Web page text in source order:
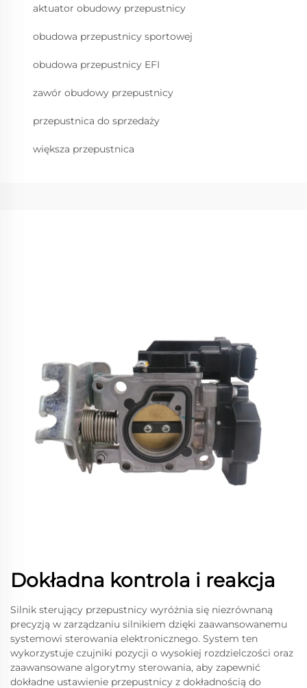
aktuator obudowy przepustnicy
obudowa przepustnicy sportowej
obudowa przepustnicy EFI
zawór obudowy przepustnicy
przepustnica do sprzedaży
większa przepustnica
Dokładna kontrola i reakcja
Silnik sterujący przepustnicy wyróżnia się niezrównaną
precyzją w zarządzaniu silnikiem dzięki zaawansowanemu
systemowi sterowania elektronicznego. System ten
wykorzystuje czujniki pozycji o wysokiej rozdzielczości oraz
zaawansowane algorytmy sterowania, aby zapewnić
dokładne ustawienie przepustnicy z dokładnością do